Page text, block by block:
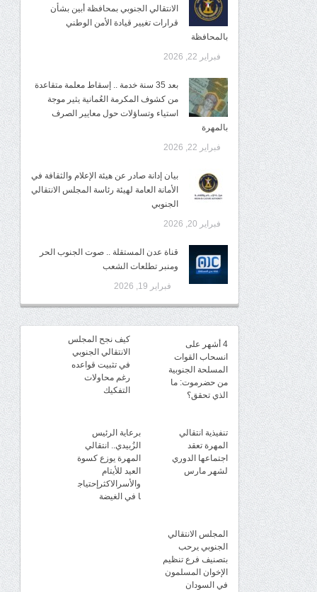
الانتقالي الجنوبي بمحافظة أبين بشأن
قرارات تغيير قيادة الأمن الوطني
بالمحافظة
فبراير 22, 2026
بعد 35 سنة خدمة .. إسقاط معلمة متقاعدة
من كشوف المكرمة العُمانية يثير موجة
استياء وتساؤلات حول معايير الصرف
بالمهرة
فبراير 22, 2026
بيان إدانة صادر عن هيئة الإعلام والثقافة في
الأمانة العامة لهيئة رئاسة المجلس الانتقالي
الجنوبي
فبراير 20, 2026
قناة عدن المستقلة .. صوت الجنوب الحر
ومنبر تطلعات الشعب
فبراير 19, 2026
4 أشهر على
انسحاب القوات
المسلحة الجنوبية
من حضرموت: ما
الذي تحقق؟
كيف نجح المجلس
الانتقالي الجنوبي
في تثبيت قواعده
رغم محاولات
التفكيك
تنفيذية انتقالي
المهرة تعقد
اجتماعها الدوري
لشهر مارس
برعاية الرئيس
الزُبيدي.. انتقالي
المهرة يوزع كسوة
العيد للأيتام
والأسرالاكثرإحتياج
ا في الغيضة
المجلس الانتقالي
الجنوبي يرحب
بتصنيف فرع تنظيم
الإخوان المسلمون
في السودان